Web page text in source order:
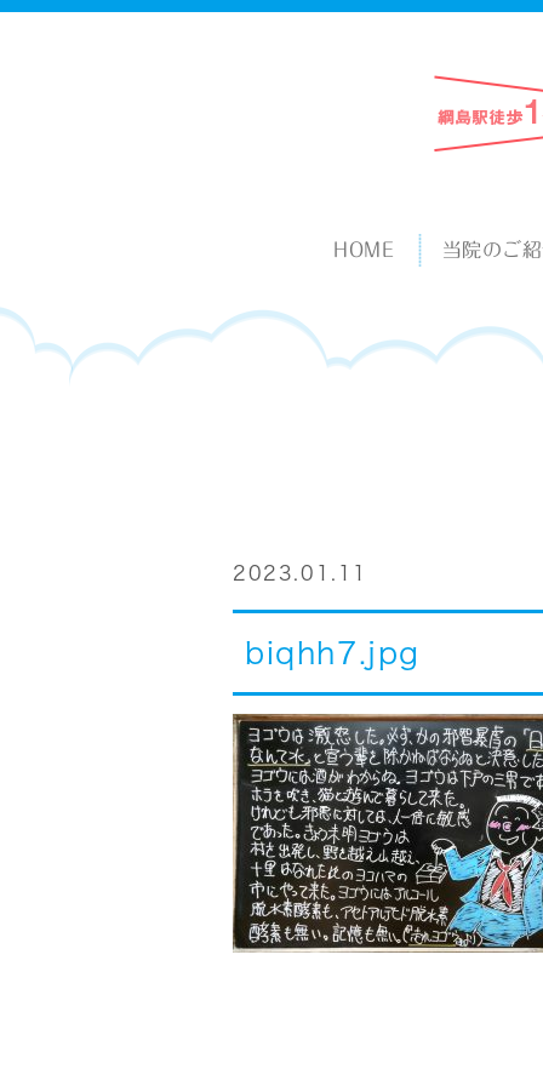
HOME 当院のご
2023.01.11
biqhh7.jpg